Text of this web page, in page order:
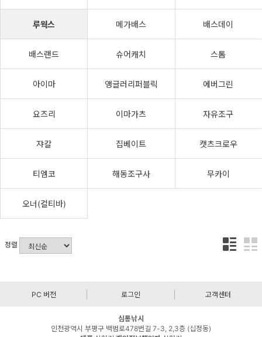
루웍스 메가배스 배스데이
배스랜드 슈어캐치 스톰
아이마 앵글러리퍼블릭 에버그린
요즈리 이마가츠 자유조구
쟈칼 집베이트 캣츠크로우
티엠코 해동조구사 무카이
오너(컬티바)
정렬
PC 버전 로그인 고객센터
심통낚시
인천광역시 부평구 백범로478번길 7-3, 2,3층 (십정동)